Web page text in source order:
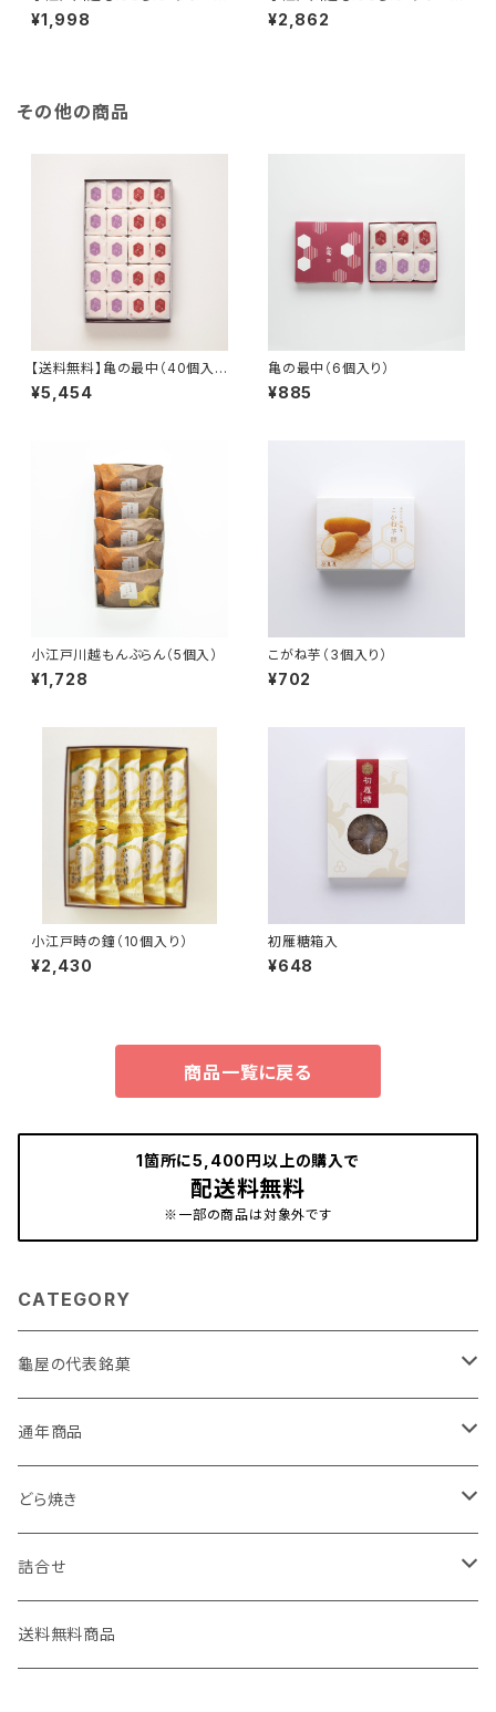
ぽてと詰合せ（6個入）
¥1,998
ぽてと詰合せ（9個入）
¥2,862
その他の商品
【送料無料】亀の最中（40個入
り）
¥5,454
亀の最中（6個入り）
¥885
小江戸川越もんぶらん（5個入）
¥1,728
こがね芋（3個入り）
¥702
小江戸時の鐘（10個入り）
¥2,430
初雁糖箱入
¥648
商品一覧に戻る
1箇所に5,400円以上の購入で
配送料無料
※一部の商品は対象外です
CATEGORY
龜屋の代表銘菓
亀の最中
こがね芋
通年商品
初雁シリーズ
小江戸時の鐘
小江戸川越もんぶらん・小江戸川越すいーとぽてと
どら焼き
亀どら
たまどら
詰合せ
亀の最中・こがね芋詰合せ
送料無料商品